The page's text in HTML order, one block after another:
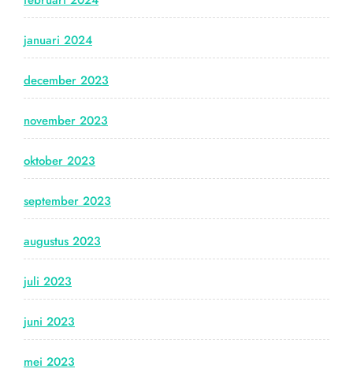
januari 2024
december 2023
november 2023
oktober 2023
september 2023
augustus 2023
juli 2023
juni 2023
mei 2023